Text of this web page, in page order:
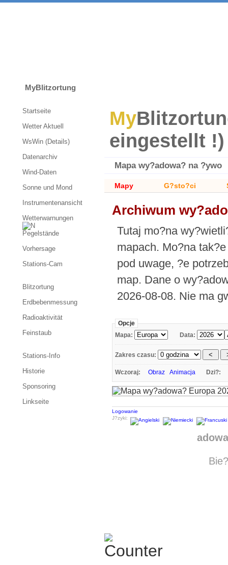
MyBlitzortung
My
eingestellt !)
Mapa wy?adowa? na ?ywo
Mapy G?sto?ci
Archiwum
Tutaj mo?na
mapach. Mo?na
pod uwage, ?e
map. Dane o
2026-08-08. Nie ma
Opcje
Mapa:
Data:
Zakres czasu:
Wczoraj: Obraz Animacja Dzi?:
Logowanie
J?zyki:
Startseite
Wetter Aktuell
WsWin (Details)
Datenarchiv
Wind-Daten
Sonne und Mond
Instrumentenansicht
Wetterwarnungen
Pegelstände
Vorhersage
Stations-Cam
Blitzortung
Erdbebenmessung
Radioaktivität
Feinstaub
Stations-Info
Historie
Sponsoring
Linkseite